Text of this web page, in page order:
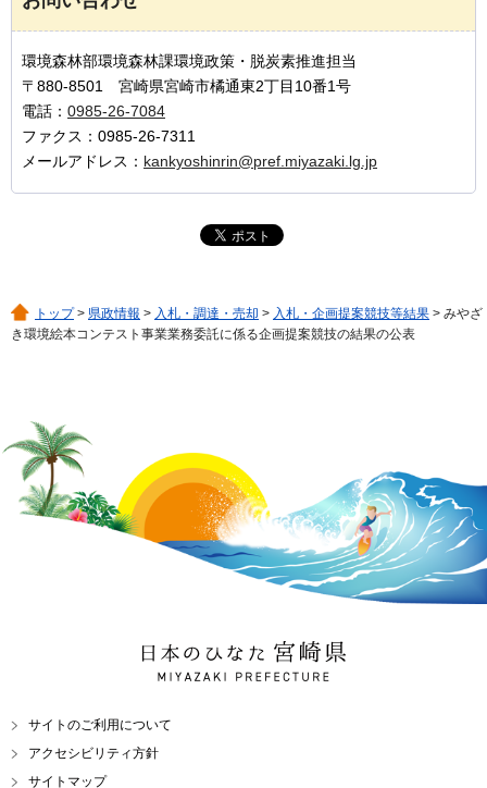
環境森林部環境森林課環境政策・脱炭素推進担当
〒880-8501 宮崎県宮崎市橘通東2丁目10番1号
電話： 0985-26-7084
ファクス：0985-26-7311
メールアドレス： kankyoshinrin@pref.miyazaki.lg.jp
トップ> 県政情報 > 入札・調達・売却 > 入札・企画提案競技等結果 > みやざ
き環境絵本コンテスト事業業務委託に係る企画提案競技の結果の公表
日本のひなた 宮崎県
MIYAZAKI PREFECTURE
サイトのご利用について
アクセシビリティ方針
サイトマップ